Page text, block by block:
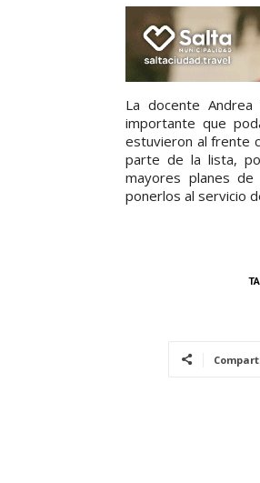
La docente
importante que
estuvieron al frente
parte de la lista,
mayores planes
ponerlos al servicio